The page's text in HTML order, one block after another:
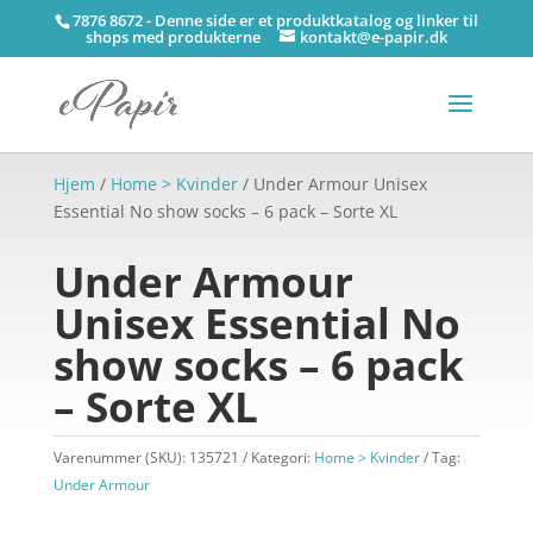
7876 8672 - Denne side er et produktkatalog og linker til
shops med produkterne kontakt@e-papir.dk
Hjem / Home > Kvinder/ Under Armour Unisex
Essential No show socks – 6 pack – Sorte XL
Under Armour
Unisex Essential No
show socks – 6 pack
– Sorte XL
Varenummer (SKU): 135721 Kategori: Home > Kvinder
Tag:
Under Armour